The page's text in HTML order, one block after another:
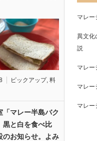
ピックアップ, 料
「マレー半島バク
黒と白を食べ比
のお知らせ。よみ
マレー
異文化
説
マレー
マレー
マレー